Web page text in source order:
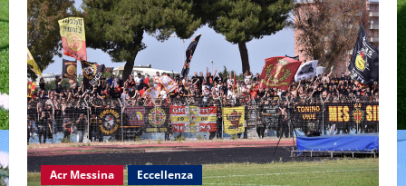
Acr Messina Eccellenza